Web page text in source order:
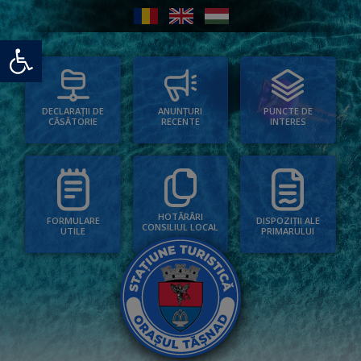
Deschide bara de unelte
DECLARAȚII DE
CĂSĂTORIE
ANUNȚURI
RECENTE
PUNCTE DE
INTERES
FORMULARE
UTILE
HOTĂRÂRI
CONSILIUL LOCAL
DISPOZIȚII ALE
PRIMARULUI